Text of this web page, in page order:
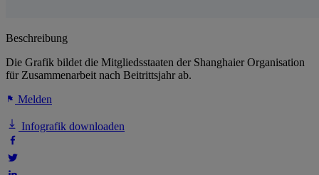
Beschreibung
Die Grafik bildet die Mitgliedsstaaten der Shanghaier Organisation
für Zusammenarbeit nach Beitrittsjahr ab.
Melden
Infografik downloaden